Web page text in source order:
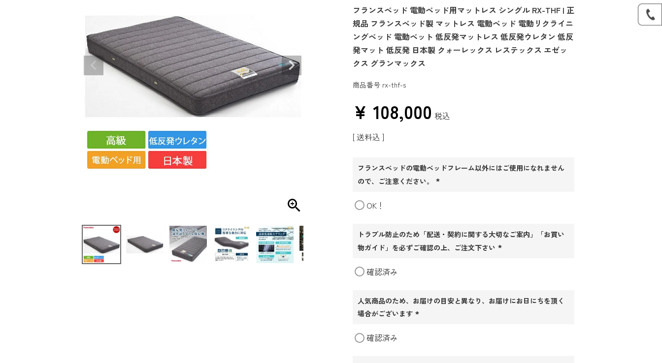
フランスベッド 電動ベッド用マットレス シングル RX-THF | 正
規品 フランスベッド製 マットレス 電動ベッド 電動リクライニ
ングベッド 電動ベット 低反発マットレス 低反発ウレタン 低反
発マット 低反発 日本製 クォーレックス レステックス エゼッ
クス グランマックス
商品番号 rx-thf-s
¥ 108,000 税込
送料込
フランスベッドの電動ベッドフレーム以外にはご使用になれません
ので、ご注意ください。
OK！
トラブル防止のため「配送・契約に関する大切なご案内」「お買い
物ガイド」を必ずご確認の上、ご注文下さい
確認済み
人気商品のため、お届けの目安と異なり、お届けにお日にちを頂く
場合がございます
確認済み